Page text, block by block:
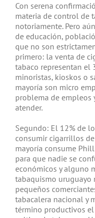
Con serena
materia de control de
notoriamente. Pero
de educación,
que no son
primero: la venta de
tabaco representan el
minoristas, kioskos o
mayoría son micro
problema de empleos
atender.
Segundo: El 12% de
consumir cigarrillos
mayoría consume
para que nadie se
económicos y alguno
tabaquismo uruguayo
pequeños
tabacalera nacional y
término productivos